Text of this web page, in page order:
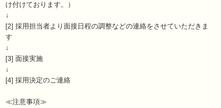
け付けております。）
↓
[2] 採用担当者より面接日程の調整などの連絡をさせていただきま
す
↓
[3] 面接実施
↓
[4] 採用決定のご連絡
≪注意事項≫